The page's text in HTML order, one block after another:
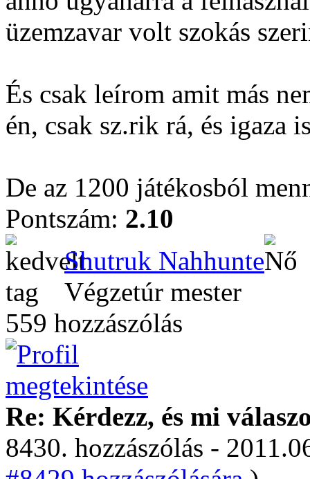
üzemzavar volt szokás
És csak leírom amit más
én, csak sz.rik rá, és igaza
De az 1200 játékosból
Pontszám: 2.10
Shutruk Nahhunte
Végzetúr mester
559 hozzászólás
Re: Kérdezz, és mi
8430. hozzászólás -